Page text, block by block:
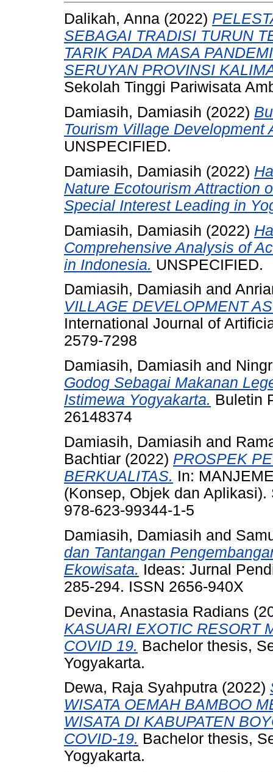
Dalikah, Anna (2022)
SEBAGAI TRADISI TURUN
TARIK PADA MASA
SERUYAN PROVINSI
Sekolah Tinggi Pariwisata
Damiasih, Damiasih (2022)
Tourism Village Development
UNSPECIFIED.
Damiasih, Damiasih (2022)
Nature Ecotourism Attraction
Special Interest Leading in
Damiasih, Damiasih (2022)
Comprehensive Analysis of
in Indonesia. UNSPECIFIED.
Damiasih, Damiasih and
VILLAGE DEVELOPMENT
International Journal of
2579-7298
Damiasih, Damiasih and
Godog Sebagai Makanan
Istimewa Yogyakarta. Buletin
26148374
Damiasih, Damiasih and
Bachtiar (2022) PROSPEK
BERKUALITAS. In:
(Konsep, Objek dan
978-623-99344-1-5
Damiasih, Damiasih and
dan Tantangan
Ekowisata. Ideas: Jurnal
285-294. ISSN 2656-940X
Devina, Anastasia Radians
KASUARI EXOTIC RESORT
COVID 19. Bachelor thesis,
Yogyakarta.
Dewa, Raja Syahputra (2022)
WISATA OEMAH BAMBOO
WISATA DI KABUPATEN
COVID-19. Bachelor thesis,
Yogyakarta.